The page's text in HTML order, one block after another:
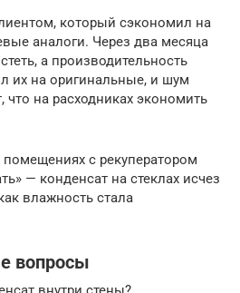
который сэкономил на
аналоги. Через два месяца
а производительность
их на оригинальные, и шум
что на расходниках экономить
с рекуператором
— конденсат на стеклах исчез
влажность стала
вопросы